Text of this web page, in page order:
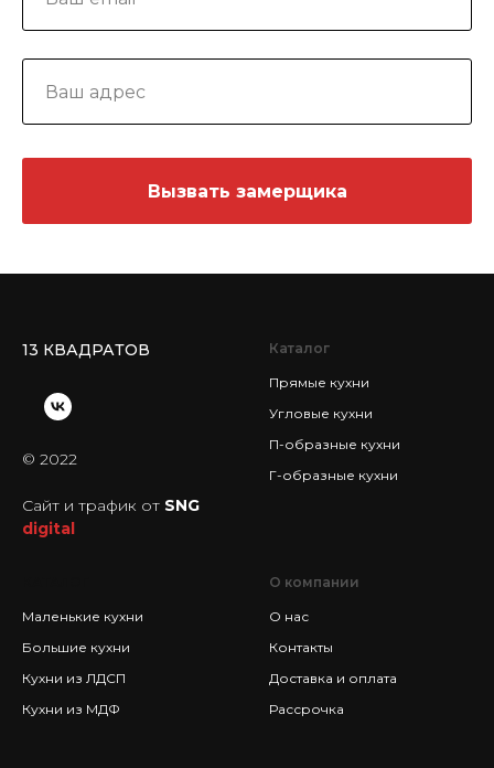
Вызвать замерщика
13 КВАДРАТОВ
© 2022
Сайт и трафик от SNG
digital
Каталог
Прямые кухни
Угловые кухни
П-образные кухни
Г-образные кухни
Маленькие кухни
Большие кухни
Кухни из ЛДСП
Кухни из МДФ
О компании
О нас
Контакты
Доставка и оплата
Рассрочка